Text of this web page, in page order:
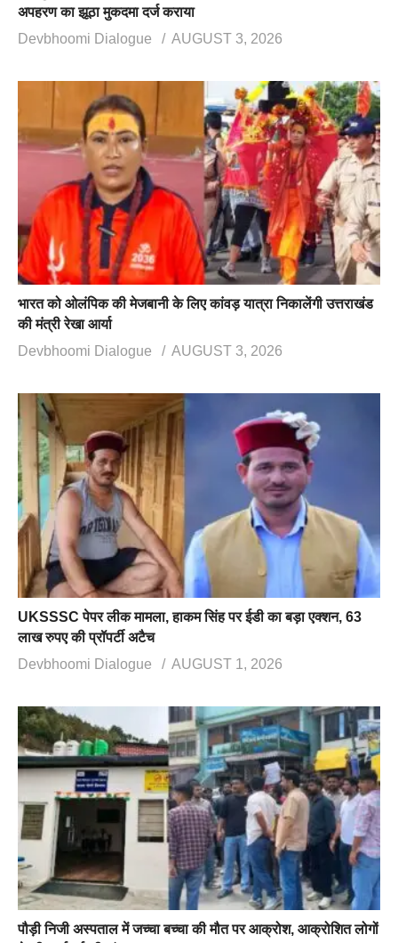
अपहरण का झूठा मुकदमा दर्ज कराया
Devbhoomi Dialogue
AUGUST 3, 2026
भारत को ओलंपिक की मेजबानी के लिए कांवड़ यात्रा निकालेंगी उत्तराखंड
की मंत्री रेखा आर्या
Devbhoomi Dialogue
AUGUST 3, 2026
UKSSSC पेपर लीक मामला, हाकम सिंह पर ईडी का बड़ा एक्शन, 63
लाख रुपए की प्रॉपर्टी अटैच
Devbhoomi Dialogue
AUGUST 1, 2026
पौड़ी निजी अस्पताल में जच्चा बच्चा की मौत पर आक्रोश, आक्रोशित लोगों